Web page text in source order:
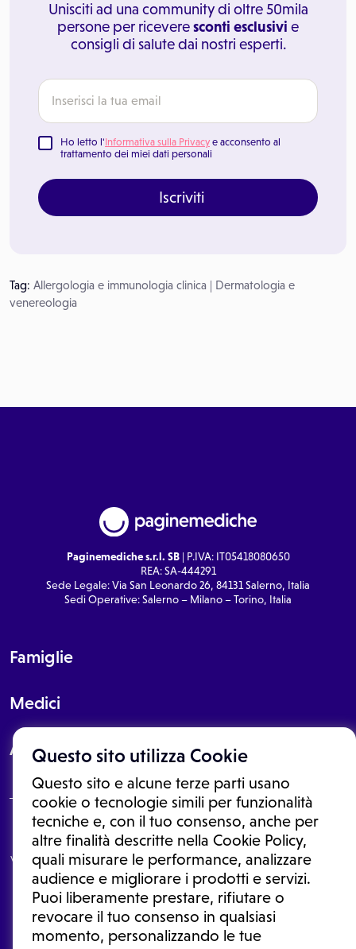
Questo sito utilizza Cookie
Questo sito e alcune terze parti usano
cookie o tecnologie simili per funzionalità
tecniche e, con il tuo consenso, anche per
altre finalità descritte nella Cookie Policy,
quali misurare le performance, analizzare
audience e migliorare i prodotti e servizi.
Puoi liberamente prestare, rifiutare o
revocare il tuo consenso in qualsiasi
momento, personalizzando le tue
Unisciti ad una community di oltre 50mila
persone per riceveresconti esclusivi e
consigli di salute dai nostri esperti.
Ho letto l'Informativa sulla Privacy e acconsento al
trattamento dei miei dati personali
Iscriviti
Tag: Allergologia e immunologia clinica | Dermatologia e
venereologia
Paginemediche s.r.l. SB| P.IVA: IT05418080650
REA: SA-444291
Sede Legale: Via San Leonardo 26, 84131 Salerno, Italia
Sedi Operative: Salerno – Milano – Torino, Italia
Famiglie
Medici
About
Le informazioni proposte in questo sito non sono un consulto medico.
In nessun caso, queste informazioni sostituiscono un consulto, una
visita o una diagnosi formulata dal medico. Non si devono considerare
le informazioni disponibili come suggerimenti per la formulazione di
una diagnosi, la determinazione di un trattamento o l'assunzione o
sospensione di un farmaco senza prima consultare un medico di
medicina generale o uno specialista.
Condizioni di utilizzo|Privacy Policy |Gestione cookie